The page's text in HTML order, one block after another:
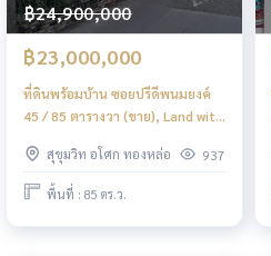
฿24,900,000
฿23,000,000
ที่ดินพร้อมบ้าน ซอยปรีดีพนมยงค์
45 / 85 ตารางวา (ขาย), Land with
340 Square Metre (FOR SALE)
PALM789
สุขุมวิท อโศก ทองหล่อ 937
พื้นที่ : 85 ตร.ว.